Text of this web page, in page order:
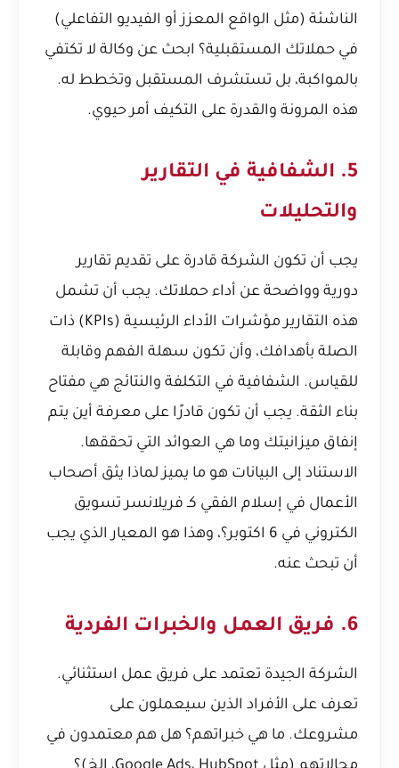
الناشئة (مثل الواقع المعزز أو الفيديو التفاعلي)
في حملاتك المستقبلية؟ ابحث عن وكالة لا تكتفي
بالمواكبة، بل تستشرف المستقبل وتخطط له.
هذه المرونة والقدرة على التكيف أمر حيوي.
5. الشفافية في التقارير
والتحليلات
يجب أن تكون الشركة قادرة على تقديم تقارير
دورية وواضحة عن أداء حملاتك. يجب أن تشمل
هذه التقارير مؤشرات الأداء الرئيسية (KPIs) ذات
الصلة بأهدافك، وأن تكون سهلة الفهم وقابلة
للقياس. الشفافية في التكلفة والنتائج هي مفتاح
بناء الثقة. يجب أن تكون قادرًا على معرفة أين يتم
إنفاق ميزانيتك وما هي العوائد التي تحققها.
الاستناد إلى البيانات هو ما يميزلماذا يثق أصحاب
الأعمال في إسلام الفقي كـ فريلانسر تسويق
الكتروني في 6 اكتوبر؟
، وهذا هو المعيار الذي يجب
أن تبحث عنه.
6. فريق العمل والخبرات الفردية
الشركة الجيدة تعتمد على فريق عمل استثنائي.
تعرف على الأفراد الذين سيعملون على
مشروعك. ما هي خبراتهم؟ هل هم معتمدون في